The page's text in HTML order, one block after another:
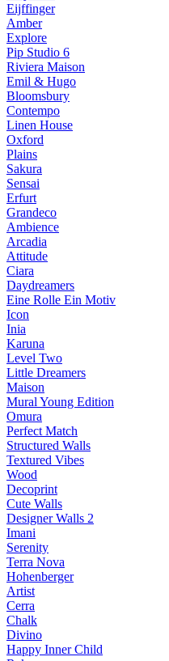
Eijffinger
Amber
Explore
Pip Studio 6
Riviera Maison
Emil & Hugo
Bloomsbury
Contempo
Linen House
Oxford
Plains
Sakura
Sensai
Erfurt
Grandeco
Ambience
Arcadia
Attitude
Ciara
Daydreamers
Eine Rolle Ein Motiv
Icon
Inia
Karuna
Level Two
Little Dreamers
Maison
Mural Young Edition
Omura
Perfect Match
Structured Walls
Textured Vibes
Wood
Decoprint
Cute Walls
Designer Walls 2
Imani
Serenity
Terra Nova
Hohenberger
Artist
Cerra
Chalk
Divino
Happy Inner Child